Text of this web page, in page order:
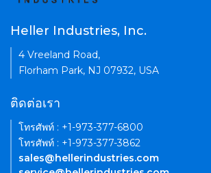
Heller Industries, Inc.
4 Vreeland Road,
Florham Park, NJ 07932, USA
ติดต่อเรา
โทรศัพท์ : +1-973-377-6800
โทรศัพท์ : +1-973-377-3862
sales@hellerindustries.com